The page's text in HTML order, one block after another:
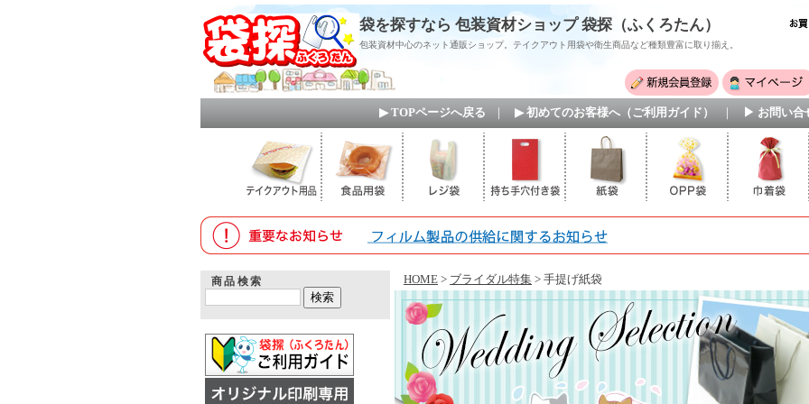
袋を探すなら 包装資材ショップ 袋探（ふくろたん）
包装資材中心のネット通販ショップ。テイクアウト用袋や衛生商品など種類豊富に取り揃え。
▶ TOPページへ戻る ▶ 初めてのお客様へ（ご利用ガイド） ▶ お問い合
商品検索 HOME > ブライダル特集 > 手提げ紙袋